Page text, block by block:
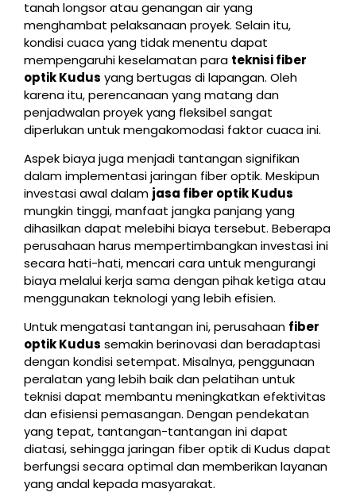
tanah longsor atau genangan air yang
menghambat pelaksanaan proyek. Selain itu,
kondisi cuaca yang tidak menentu dapat
mempengaruhi keselamatan para teknisi fiber
optik Kudus yang bertugas di lapangan. Oleh
karena itu, perencanaan yang matang dan
penjadwalan proyek yang fleksibel sangat
diperlukan untuk mengakomodasi faktor cuaca ini.
Aspek biaya juga menjadi tantangan signifikan
dalam implementasi jaringan fiber optik. Meskipun
investasi awal dalam jasa fiber optik Kudus
mungkin tinggi, manfaat jangka panjang yang
dihasilkan dapat melebihi biaya tersebut. Beberapa
perusahaan harus mempertimbangkan investasi ini
secara hati-hati, mencari cara untuk mengurangi
biaya melalui kerja sama dengan pihak ketiga atau
menggunakan teknologi yang lebih efisien.
Untuk mengatasi tantangan ini, perusahaan fiber
optik Kudus semakin berinovasi dan beradaptasi
dengan kondisi setempat. Misalnya, penggunaan
peralatan yang lebih baik dan pelatihan untuk
teknisi dapat membantu meningkatkan efektivitas
dan efisiensi pemasangan. Dengan pendekatan
yang tepat, tantangan-tantangan ini dapat
diatasi, sehingga jaringan fiber optik di Kudus dapat
berfungsi secara optimal dan memberikan layanan
yang andal kepada masyarakat.